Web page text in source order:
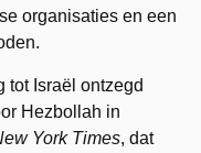
organisaties en een
tot Israël ontzegd
Hezbollah in
York Times, dat